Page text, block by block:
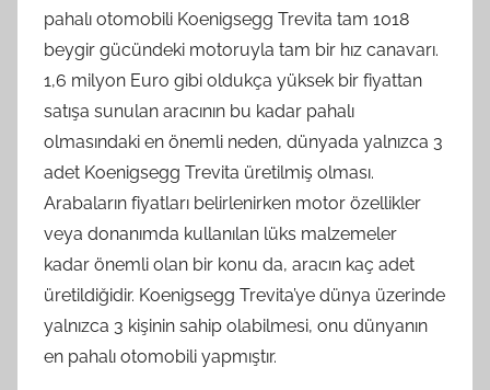
pahalı otomobili Koenigsegg Trevita tam 1018
beygir gücündeki motoruyla tam bir hız canavarı.
1,6 milyon Euro gibi oldukça yüksek bir fiyattan
satışa sunulan aracının bu kadar pahalı
olmasındaki en önemli neden, dünyada yalnızca 3
adet Koenigsegg Trevita üretilmiş olması.
Arabaların fiyatları belirlenirken motor özellikler
veya donanımda kullanılan lüks malzemeler
kadar önemli olan bir konu da, aracın kaç adet
üretildiğidir. Koenigsegg Trevita’ye dünya üzerinde
yalnızca 3 kişinin sahip olabilmesi, onu dünyanın
en pahalı otomobili yapmıştır.